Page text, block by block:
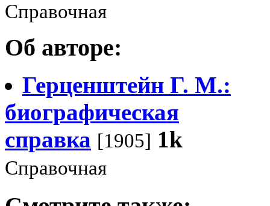
Справочная
Об авторе:
Герценштейн Г. М.:
биографическая
справка [1905] 1k
Справочная